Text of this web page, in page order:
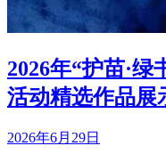
2026年“护苗·
活动精选作品展
2026年6月29日